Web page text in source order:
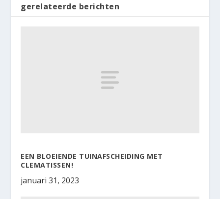
gerelateerde berichten
EEN BLOEIENDE TUINAFSCHEIDING MET
CLEMATISSEN!
januari 31, 2023